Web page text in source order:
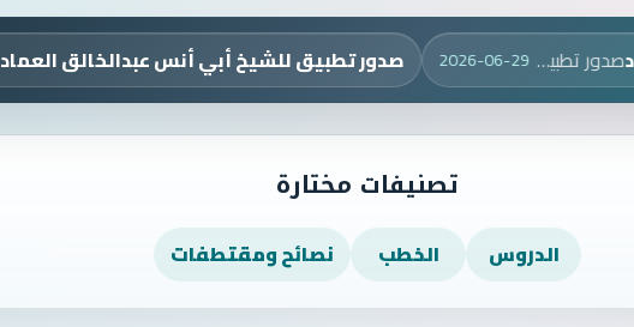
صدور تطبيق للشيخ أبي أنس عبدالخالق العماد 2026-06-29 صدور تطبيق للشيخ أبي أنس عبدالخالق العماد
تصنيفات مختارة
الدروس الخطب نصائح ومقتطفات